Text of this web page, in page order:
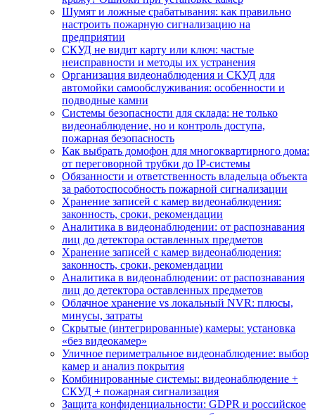
Шумят и ложные срабатывания: как правильно
настроить пожарную сигнализацию на
предприятии
СКУД не видит карту или ключ: частые
неисправности и методы их устранения
Организация видеонаблюдения и СКУД для
автомойки самообслуживания: особенности и
подводные камни
Системы безопасности для склада: не только
видеонаблюдение, но и контроль доступа,
пожарная безопасность
Как выбрать домофон для многоквартирного дома:
от переговорной трубки до IP-системы
Обязанности и ответственность владельца объекта
за работоспособность пожарной сигнализации
Хранение записей с камер видеонаблюдения:
законность, сроки, рекомендации
Аналитика в видеонаблюдении: от распознавания
лиц до детектора оставленных предметов
Хранение записей с камер видеонаблюдения:
законность, сроки, рекомендации
Аналитика в видеонаблюдении: от распознавания
лиц до детектора оставленных предметов
Облачное хранение vs локальный NVR: плюсы,
минусы, затраты
Скрытые (интегрированные) камеры: установка
«без видеокамер»
Уличное периметральное видеонаблюдение: выбор
камер и анализ покрытия
Комбинированные системы: видеонаблюдение +
СКУД + пожарная сигнализация
Защита конфиденциальности: GDPR и российское